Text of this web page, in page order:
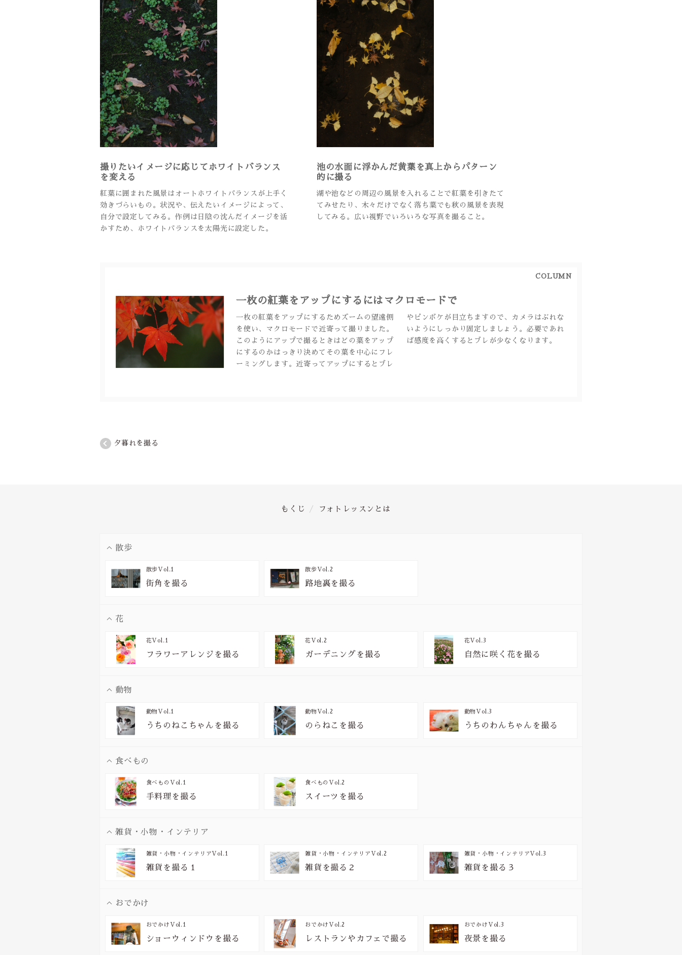
撮りたいイメージに応じてホワイトバランス
を変える
紅葉に囲まれた風景はオートホワイトバランスが上手く
効きづらいもの。状況や、伝えたいイメージによって、
自分で設定してみる。作例は日陰の沈んだイメージを活
かすため、ホワイトバランスを太陽光に設定した。
池の水面に浮かんだ黄葉を真上からパターン
的に撮る
湖や池などの周辺の風景を入れることで紅葉を引きたて
てみせたり、木々だけでなく落ち葉でも秋の風景を表現
してみる。広い視野でいろいろな写真を撮ること。
COLUMN
一枚の紅葉をアップにするにはマクロモードで
一枚の紅葉をアップにするためズームの望遠側
を使い、マクロモードで近寄って撮りました。
このようにアップで撮るときはどの葉をアップ
にするのかはっきり決めてその葉を中心にフレ
ーミングします。近寄ってアップにするとブレ
やピンボケが目立ちますので、カメラはぶれな
いようにしっかり固定しましょう。必要であれ
ば感度を高くするとブレが少なくなります。
夕暮れを撮る
もくじ フォトレッスンとは
散歩
散歩 Vol.1
街角を撮る
散歩 Vol.2
路地裏を撮る
花
花Vol.1
フラワーアレンジを撮る
花 Vol.2
ガーデニングを撮る
花Vol.3
自然に咲く花を撮る
動物
動物 Vol.1
うちのねこちゃんを撮る
動物 Vol.2
のらねこを撮る
動物 Vol.3
うちのわんちゃんを撮る
食べもの
食べもの Vol.1
手料理を撮る
食べもの Vol.2
スイーツを撮る
雑貨・小物・インテリア
雑貨・小物・インテリア Vol.1
雑貨を撮る１
雑貨・小物・インテリア Vol.2
雑貨を撮る２
雑貨・小物・インテリア Vol.3
雑貨を撮る３
おでかけ
おでかけ Vol.1
ショーウィンドウを撮る
おでかけ Vol.2
レストランやカフェで撮る
おでかけ Vol.3
夜景を撮る